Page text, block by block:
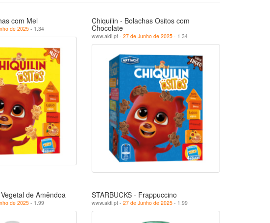
com Mel
de 2025- 1.34
Chiquilin - Bolachas Ositos com
Chocolate
www.aldi.pt - 27 de Junho de 2025- 1.34
de Amêndoa
de 2025- 1.99
STARBUCKS - Frappuccino
www.aldi.pt - 27 de Junho de 2025- 1.99